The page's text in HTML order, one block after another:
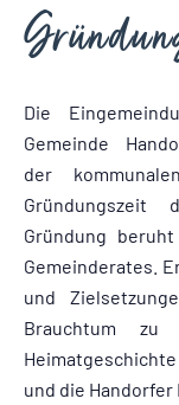
Die
Gemeinde
der
Gründungszeit
Gründung
Gemeinderates.
und
Brauchtum
und die